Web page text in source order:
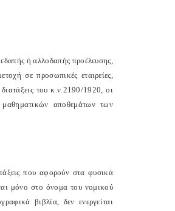
ή αλλοδαπής προέλευσης,
σε προσωπικές εταιρείες,
του κ.ν.2190/1920, οι
μαθηματικών αποθεμάτων των
που αφορούν στα φυσικά
μόνο στο όνομα του νομικού
βιβλία, δεν ενεργείται